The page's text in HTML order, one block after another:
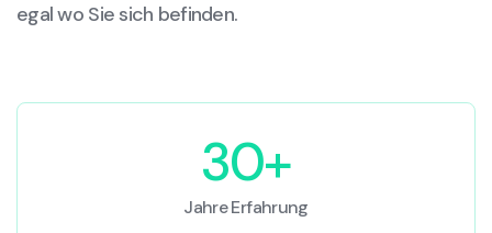
egal wo Sie sich befinden.
30+
Jahre Erfahrung